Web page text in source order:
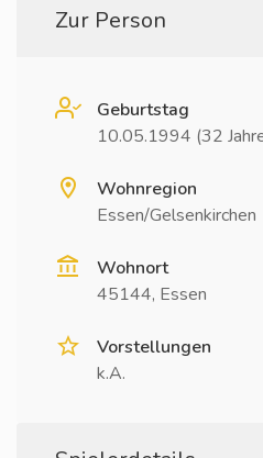
Zur Person
Geburtstag
10.05.1994 (32
Wohnregion
Essen/Gelsenkirchen
Wohnort
45144, Essen
Vorstellungen
k.A.